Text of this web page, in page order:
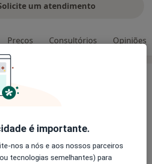
um atendimento
Preços Consultórios Opiniões
licenciada em Ciências da Nutrição
de Ciências da Saúde Egas
da Universidade de Lisboa e
dos Nutricionistas desde 2017.
tratadas
é importante.
nos a nós e aos nossos parceiros
tecnologias semelhantes) para